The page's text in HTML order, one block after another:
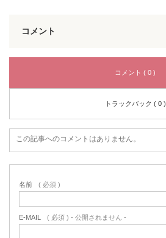
コメント
コメント ( 0 )
トラックバック ( 0 )
この記事へのコメントはありません。
名前 ( 必須 )
E-MAIL ( 必須 ) - 公開されません -